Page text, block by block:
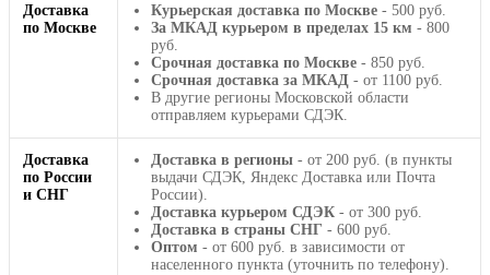
Доставка
по Москве
Курьерская доставка по Москве - 500 руб.
За МКАД курьером в пределах 15 км - 800
руб.
Срочная доставка по Москве - 850 руб.
Срочная доставка за МКАД - от 1100 руб.
В другие регионы Московской области
отправляем курьерами СДЭК.
Доставка
по России
и СНГ
Доставка в регионы - от 200 руб. (в пункты
выдачи СДЭК, Яндекс Доставка или Почта
России).
Доставка курьером СДЭК - от 300 руб.
Доставка в страны СНГ - 600 руб.
Оптом - от 600 руб. в зависимости от
населенного пункта (уточнить по телефону).